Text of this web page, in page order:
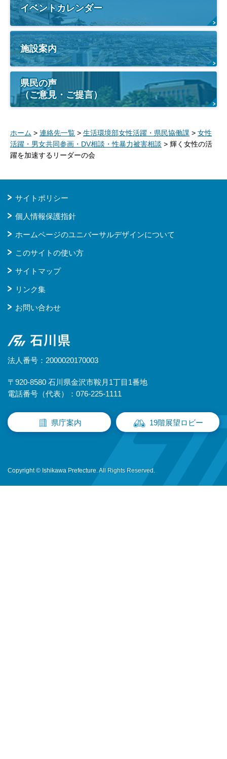
イベントカレンダー
施設案内
県民の声
（ご意見・ご提言）
ホーム > 連絡先一覧 > 生活環境部女性活躍・県民協働課 > 女性
活躍・男女共同参画・DV相談・性暴力被害相談 > 輝く女性の活
躍を加速するリーダーの会
サイトポリシー
個人情報保護指針
ホームページのユニバーサルデザインについて
このサイトの使い方
サイトマップ
リンク集
お問い合わせ
石川県
法人番号：2000020170003
〒920-8580 石川県金沢市鞍月1丁目1番地
電話番号（代表）：076-225-1111
県庁案内 19階展望ロビー
Copyright © Ishikawa Prefecture. All Rights Reserved.